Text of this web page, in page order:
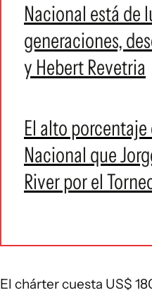
Nacional está de
generaciones,
y Hebert Revetria
El alto
Nacional que
River por el
El chárter cuesta US$